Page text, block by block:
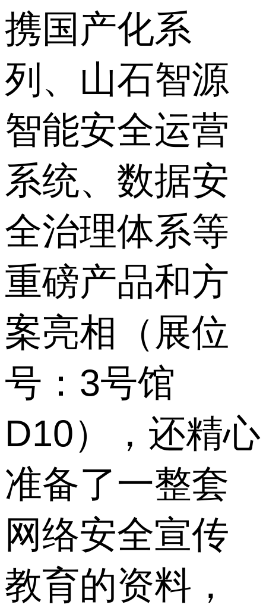
携国产化系
列、山石智源
智能安全运营
系统、数据安
全治理体系等
重磅产品和方
案亮相（展位
号：3号馆
D10），还精心
准备了一整套
网络安全宣传
教育的资料，